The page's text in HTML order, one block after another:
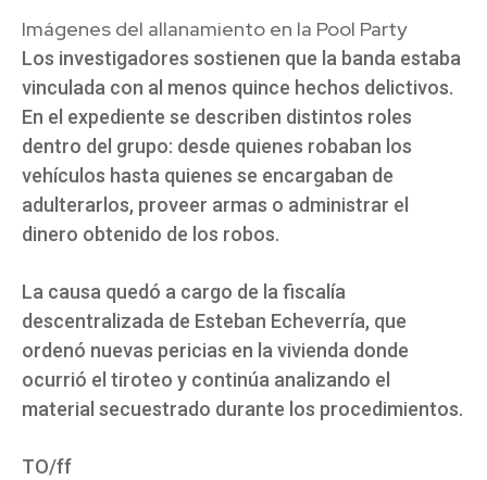
Imágenes del allanamiento en la Pool Party
Los investigadores sostienen que la banda estaba
vinculada con al menos quince hechos delictivos.
En el expediente se describen distintos roles
dentro del grupo: desde quienes robaban los
vehículos hasta quienes se encargaban de
adulterarlos, proveer armas o administrar el
dinero obtenido de los robos.
La causa quedó a cargo de la fiscalía
descentralizada de Esteban Echeverría, que
ordenó nuevas pericias en la vivienda donde
ocurrió el tiroteo y continúa analizando el
material secuestrado durante los procedimientos.
TO/ff